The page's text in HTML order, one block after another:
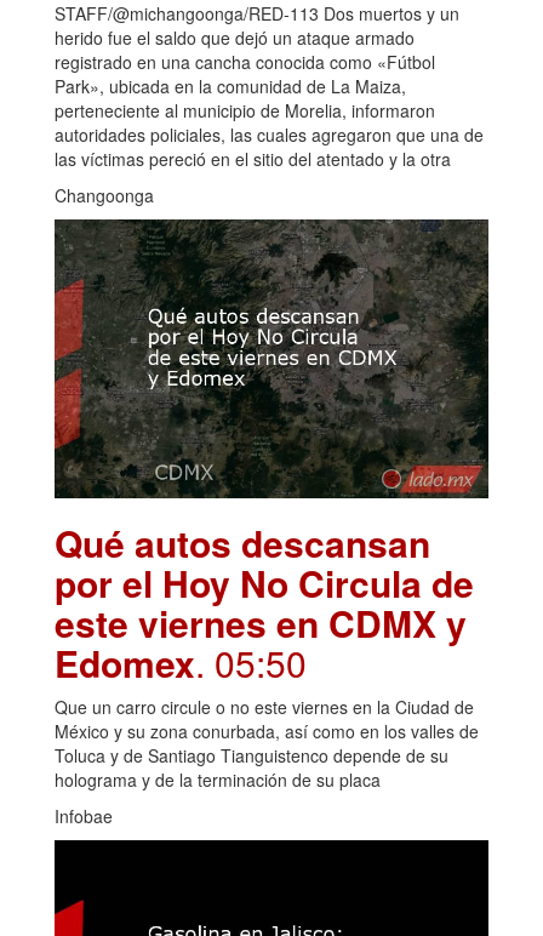
STAFF/@michangoonga/RED-113 Dos muertos y un
herido fue el saldo que dejó un ataque armado
registrado en una cancha conocida como «Fútbol
Park», ubicada en la comunidad de La Maiza,
perteneciente al municipio de Morelia, informaron
autoridades policiales, las cuales agregaron que una de
las víctimas pereció en el sitio del atentado y la otra
Changoonga
Qué autos descansan
por el Hoy No Circula de
este viernes en CDMX y
Edomex. 05:50
Que un carro circule o no este viernes en la Ciudad de
México y su zona conurbada, así como en los valles de
Toluca y de Santiago Tianguistenco depende de su
holograma y de la terminación de su placa
Infobae